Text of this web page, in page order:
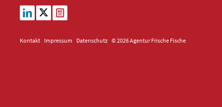
Kontakt Impressum Datenschutz © 2026 Agentur Frische Fische